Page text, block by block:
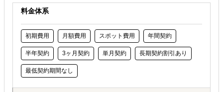
料金体系
初期費用 月額費用 スポット費用 年間契約
半年契約 3ヶ月契約 単月契約 長期契約割引あり
最低契約期間なし